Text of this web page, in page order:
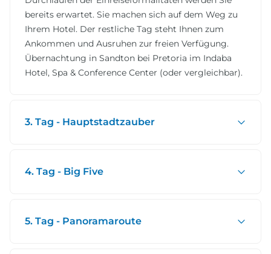
bereits erwartet. Sie machen sich auf dem Weg zu
Ihrem Hotel. Der restliche Tag steht Ihnen zum
Ankommen und Ausruhen zur freien Verfügung.
Übernachtung in Sandton bei Pretoria im Indaba
Hotel, Spa & Conference Center (oder vergleichbar).
3. Tag - Hauptstadtzauber
4. Tag - Big Five
5. Tag - Panoramaroute